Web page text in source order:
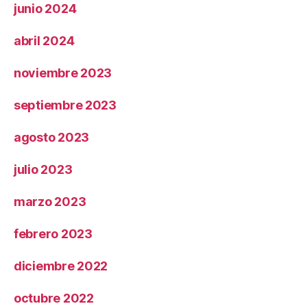
junio 2024
abril 2024
noviembre 2023
septiembre 2023
agosto 2023
julio 2023
marzo 2023
febrero 2023
diciembre 2022
octubre 2022